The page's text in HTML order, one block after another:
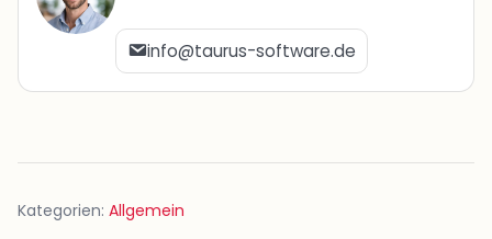
info@taurus-software.de
Kategorien: Allgemein